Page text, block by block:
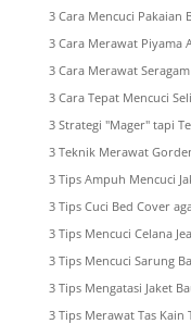
3 Cara Mencuci Pakaian
3 Cara Merawat Piyama
3 Cara Merawat
3 Cara Tepat Mencuci
3 Strategi "Mager" tapi
3 Teknik Merawat
3 Tips Ampuh Mencuci
3 Tips Cuci Bed Cover
3 Tips Mencuci Celana
3 Tips Mencuci Sarung
3 Tips Mengatasi Jaket
3 Tips Merawat Tas Kain